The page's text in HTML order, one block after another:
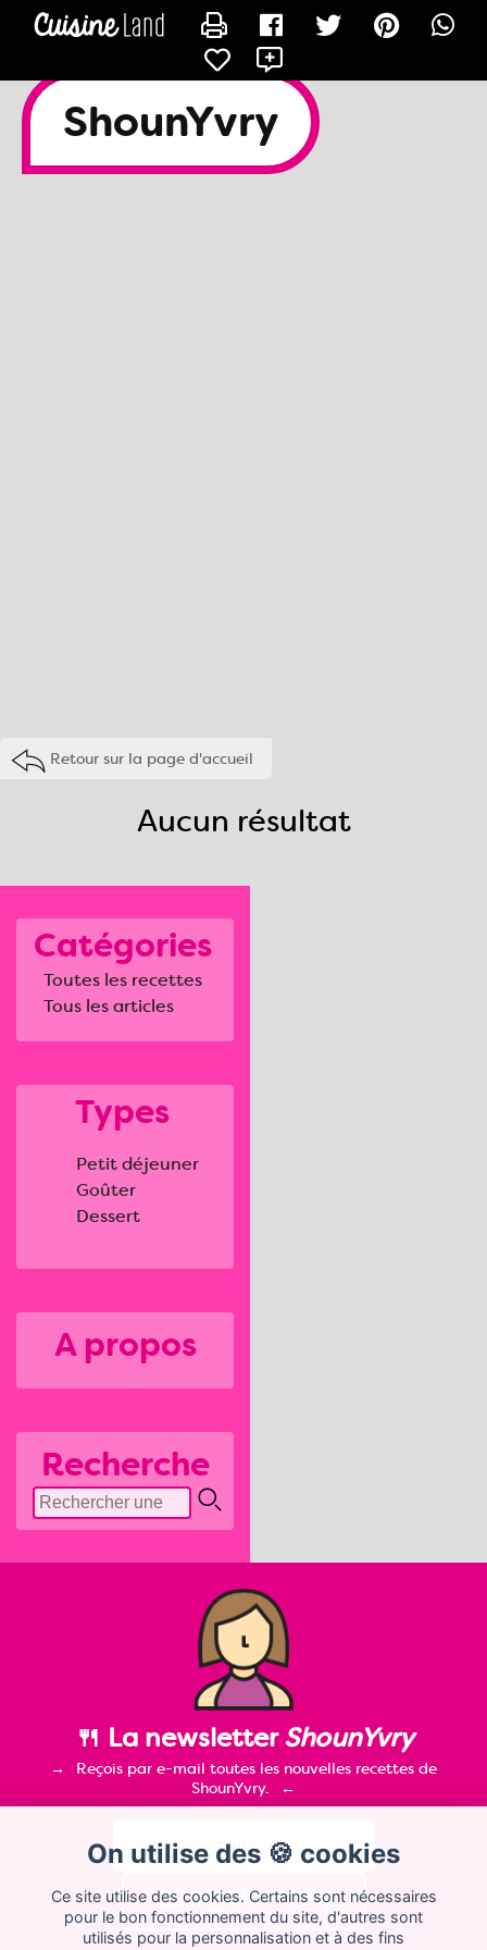
ShounYvry
Catégories
Toutes les recettes
Tous les articles
Types
Petit déjeuner
Goûter
Dessert
A propos
Recherche
Retour sur la page d'accueil
Aucun résultat
On utilise des 🍪 cookies
Ce site utilise des cookies. Certains sont nécessaires
pour le bon fonctionnement du site, d'autres sont
utilisés pour la personnalisation et à des fins
🍴 La newsletterShounYvry
Reçois par e-mail toutes les nouvelles recettes de
ShounYvry.
CONTACTER SHOUNYVRY